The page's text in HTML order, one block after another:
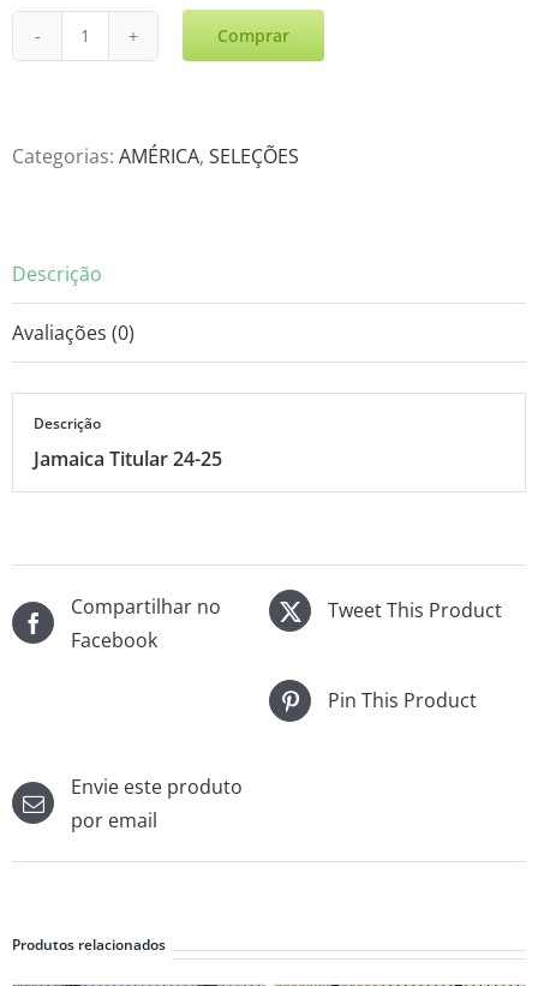
Jamaica
25
Comprar
Categorias: AMÉRICA, SELEÇÕES
Descrição
Avaliações (0)
Descrição
Jamaica Titular 24-25
Compartilhar no
Facebook
Tweet This Product
Pin This Product
Envie este produto
por email
Produtos relacionados